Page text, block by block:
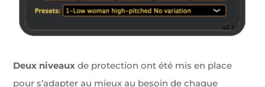
Deux niveaux de protection ont été mis en place
pour s’adapter au mieux au besoin de chaque